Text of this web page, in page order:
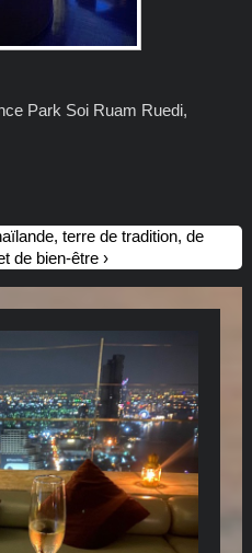
Park Soi Ruam Ruedi,
terre de tradition, de
de bien-être